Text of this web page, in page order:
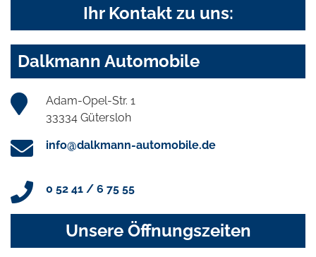
Ihr Kontakt zu uns:
Dalkmann Automobile
Adam-Opel-Str. 1
33334 Gütersloh
info@dalkmann-automobile.de
0 52 41 / 6 75 55
Unsere Öffnungszeiten